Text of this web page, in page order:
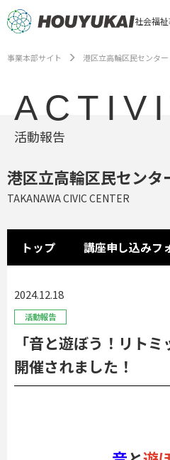
社会福
事業本部サイト 港区立高輪区民センター
活動報告
港区立高輪区民センタ
TAKANAWA CIVIC CENTER
トップ 講座申し込みフ
2024.12.18
活動報告
「音と遊ぼう！リトミ
開催されました！